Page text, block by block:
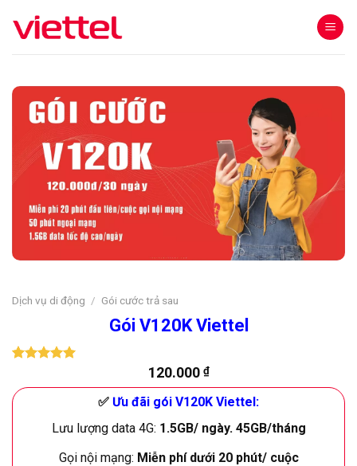
Dịch vụ di động / Gói cước trả sau
Gói V120K Viettel
dựa trên
đánh giá
120.000 ₫
✅ Ưu đãi gói V120K Viettel:
Lưu lượng data 4G: 1.5GB/ ngày. 45GB/tháng
Gọi nội mạng: Miễn phí dưới 20 phút/ cuộc